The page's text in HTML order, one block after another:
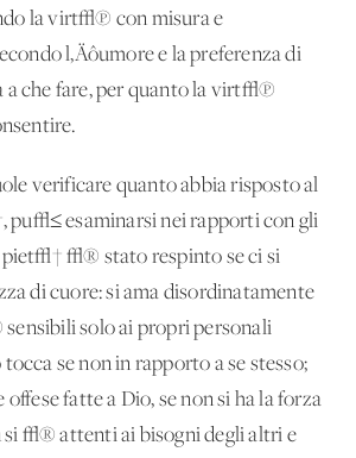
la virt√π con misura e
l‚Äôumore e la preferenza di
a che fare, per quanto la virt√π
verificare quanto abbia risposto al
pu√≤ esaminarsi nei rapporti con gli
√® stato respinto se ci si
di cuore: si ama disordinatamente
sensibili solo ai propri personali
se non in rapporto a se stesso;
fatte a Dio, se non si ha la forza
si √® attenti ai bisogni degli altri e